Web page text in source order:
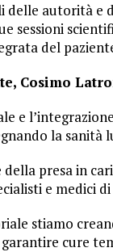
autorità e
sessioni
del
Cosimo
e
la sanità
presa in
e medici
stiamo
cure